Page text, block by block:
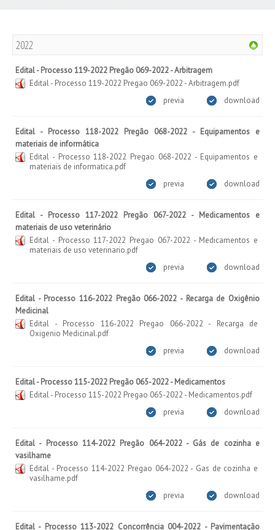
2022
Edital - Processo 119-2022 Pregão 069-2022 - Arbitragem
Edital - Processo 119-2022 Pregao 069-2022 - Arbitragem.pdf
download
previa
Edital - Processo 118-2022 Pregão 068-2022 - Equipamentos e
materiais de informática
Edital - Processo 118-2022 Pregao 068-2022 - Equipamentos e
materiais de informatica.pdf
download
previa
Edital - Processo 117-2022 Pregão 067-2022 - Medicamentos e
materiais de uso veterinário
Edital - Processo 117-2022 Pregao 067-2022 - Medicamentos e
materiais de uso veterinario.pdf
download
previa
Edital - Processo 116-2022 Pregão 066-2022 - Recarga de Oxigênio
Medicinal
Edital - Processo 116-2022 Pregao 066-2022 - Recarga de
Oxigenio Medicinal.pdf
download
previa
Edital - Processo 115-2022 Pregão 065-2022 - Medicamentos
Edital - Processo 115-2022 Pregao 065-2022 - Medicamentos.pdf
download
previa
Edital - Processo 114-2022 Pregão 064-2022 - Gás de cozinha e
vasilhame
Edital - Processo 114-2022 Pregao 064-2022 - Gas de cozinha e
vasilhame.pdf
download
previa
Edital - Processo 113-2022 Concorrência 004-2022 - Pavimentação